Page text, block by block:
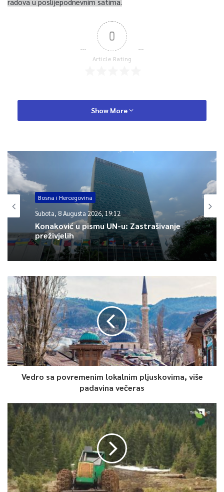
0
Article Rating
Show More
Bosna i Hercegovina
Subota, 8 Augusta 2026, 19:12
Konaković u pismu UN-u: Zastrašivanje
preživjelih
Vedro sa povremenim lokalnim pljuskovima, više
padavina večeras